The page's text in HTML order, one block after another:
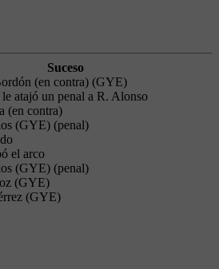
Suceso
(en contra) (GYE)
atajó un penal a R. Alonso
(en contra)
(GYE) (penal)
el arco
(GYE) (penal)
(GYE)
(GYE)